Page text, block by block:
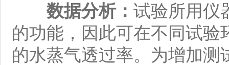
数据分析： 试验所用仪
的功能，因此可在不同试
的水蒸气透过率。为增加